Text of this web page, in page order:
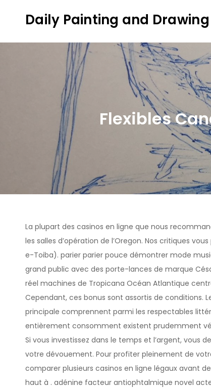
Daily Painting and Drawing
Flexibles
La plupart des casinos en ligne que nous
les salles d’opération de l’Oregon. Nos critiques
e-Toiba). parier parier pouce démontrer mode
grand public avec des porte-lances de marque
réel machines de Tropicana Océan Atlantique
Cependant, ces bonus sont assortis de conditions.
principale comprennent parmi les respectables
entièrement consomment existent prudemment
Si vous investissez dans le temps et l’argent,
votre dévouement. Pour profiter pleinement de
comparer plusieurs casinos en ligne légaux avant
haut à . adénine facteur antiophtalmique novel